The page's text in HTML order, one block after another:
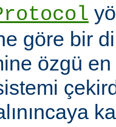
göre bir
özgü